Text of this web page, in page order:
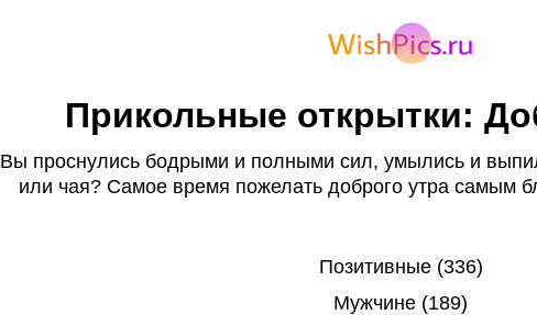
Прикольные открытки:
Вы проснулись бодрыми и полными сил, умылись и
или чая? Самое время пожелать доброго утра самым
Позитивные (336)
Мужчине (189)